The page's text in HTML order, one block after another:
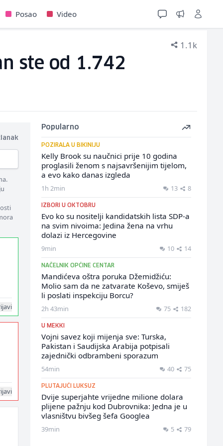
Posao Video
1.1k
ste od 1.742
Popularno
POZIRALA U BIKINIJU
Kelly Brook su naučnici prije 10 godina
proglasili ženom s najsavršenijim tijelom,
a evo kako danas izgleda
1h 2min 13 8
IZBORI U OKTOBRU
Evo ko su nositelji kandidatskih lista SDP-a
na svim nivoima: Jedina žena na vrhu
dolazi iz Hercegovine
9min 10 14
NAČELNIK OPĆINE CENTAR
Mandićeva oštra poruka Džemidžiću:
Molio sam da ne zatvarate Koševo, smiješ
li poslati inspekciju Borcu?
2h 43min 75 182
U MEKKI
Vojni savez koji mijenja sve: Turska,
Pakistan i Saudijska Arabija potpisali
zajednički odbrambeni sporazum
54min 40 75
PLUTAJUĆI LUKSUZ
Dvije superjahte vrijedne milione dolara
plijene pažnju kod Dubrovnika: Jedna je u
vlasništvu bivšeg šefa Googlea
39min 5 79